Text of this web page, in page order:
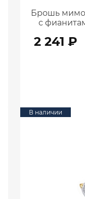
Брошь
с
2 241 ₽
В наличии